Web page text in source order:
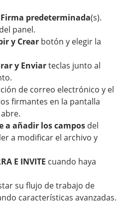
Firma predeterminada(s).
panel.
y Crear botón y elegir la
y Enviarteclas junto al
de correo electrónico y el
firmantes en la pantalla
a añadir los campos del
a modificar el archivo y
E INVITE cuando haya
su flujo de trabajo de
características avanzadas.